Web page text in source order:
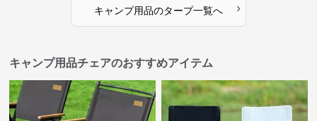
キャンプ用品のタープ一覧へ ›
キャンプ用品チェアのおすすめアイテム